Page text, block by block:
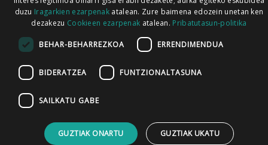
duzu Iragarkien ezarpenak atalean. Zure baimena edozein unetan ken
dezakezu Cookieen ezarpenak atalean. Pribatutasun-politika
BEHAR-BEHARREZKOA ERRENDIMENDUA
BIDERATZEA FUNTZIONALTASUNA
SAILKATU GABE
GUZTIAK ONARTU GUZTIAK UKATU